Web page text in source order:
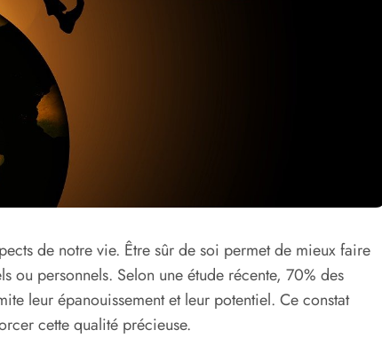
de notre vie. Être sûr de soi permet de mieux faire
ou personnels. Selon une étude récente, 70% des
leur épanouissement et leur potentiel. Ce constat
cette qualité précieuse.